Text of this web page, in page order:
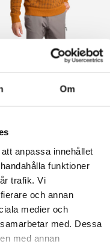
Om
anpassa innehållet
funktioner
trafik. Vi
och annan
medier och
med. Dessa
med annan
och stick...
kr.
kr.